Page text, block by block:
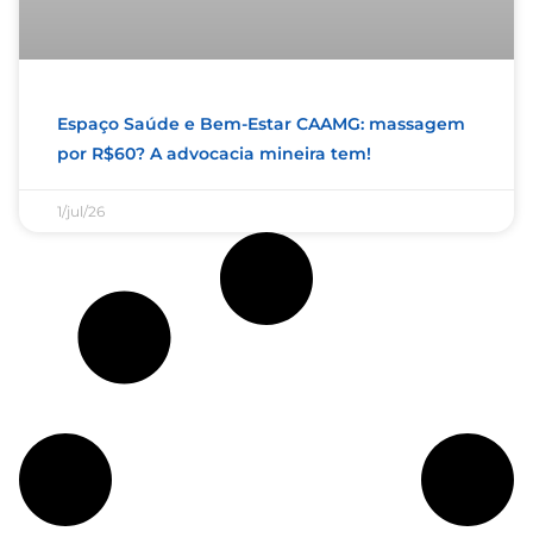
Espaço Saúde e Bem-Estar CAAMG: massagem
por R$60? A advocacia mineira tem!
1/jul/26